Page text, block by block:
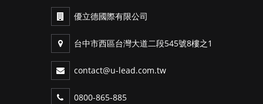
優立德國際有限公司
台中市西區台灣大道二段545號8樓之1
contact@u-lead.com.tw
0800-865-885